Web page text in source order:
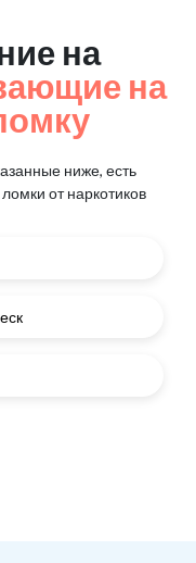
на
на
ниже, есть
от наркотиков